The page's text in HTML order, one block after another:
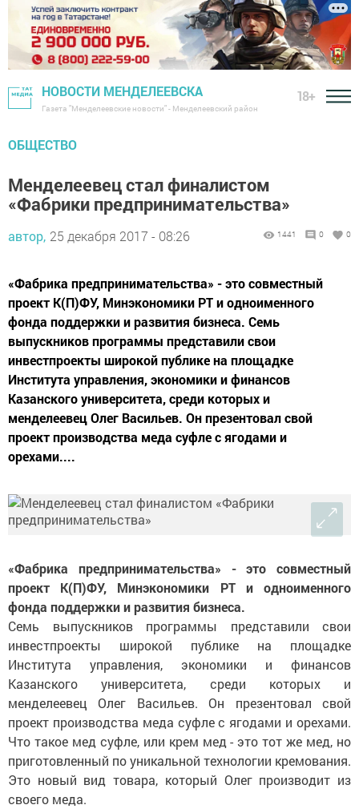
НОВОСТИ МЕНДЕЛЕЕВСКА
Газета "Менделеевские новости" - Менделеевский район
18+
ОБЩЕСТВО
Менделеевец стал финалистом
«Фабрики предпринимательства»
автор, 25 декабря 2017 - 08:26 1441 0 0
«Фабрика предпринимательства» - это совместный
проект К(П)ФУ, Минэкономики РТ и одноименного
фонда поддержки и развития бизнеса. Семь
выпускников программы представили свои
инвестпроекты широкой публике на площадке
Института управления, экономики и финансов
Казанского университета, среди которых и
менделеевец Олег Васильев. Он презентовал свой
проект производства меда суфле с ягодами и
орехами....
«Фабрика предпринимательства» - это совместный
проект К(П)ФУ, Минэкономики РТ и одноименного
фонда поддержки и развития бизнеса.
Семь выпускников программы представили свои
инвестпроекты широкой публике на площадке
Института управления, экономики и финансов
Казанского университета, среди которых и
менделеевец Олег Васильев. Он презентовал свой
проект производства меда суфле с ягодами и орехами.
Что такое мед суфле, или крем мед - это тот же мед, но
приготовленный по уникальной технологии кремования.
Это новый вид товара, который Олег производит из
своего меда.